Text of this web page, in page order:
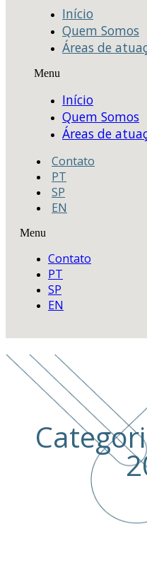
Início
Quem Somos
Áreas de
Menu
Início
Quem Somos
Áreas de
Contato
PT
SP
EN
Menu
Contato
PT
SP
EN